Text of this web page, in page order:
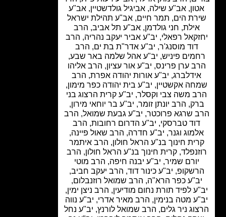
אב"ע שילה, אביגיל גולדשטיין, אב"ע
הים, תמר חיים, אב"ע תהילת ישראל
אילת, חני גולדמן, אב"ע תל אביב, הרב
רפאלי, יב"ע אביר יעקב נהריה, הרב
דוד מוסנג'ר, יב"ע אדר"ת בת ים, הרב
פיניש, יב"ע אהל שלמה באר שבע,
ערן פרינס, יב"ע אור עציון, הרב אליהו
יב"ע אורות יהודה אפרת, הרב
אקשטיין, יב"ע בית יהודה כפר מימון,
משה צבי וקסלר, יב"ע קרית הרצוג בני
הרב יונתן זומר, יב"ע בר יוחאי מירון,
שרגא פרוכטר, יב"ע גבעת שמואל, הרב
טברסקי, יב"ע הדרום רחובות, הרב
וגנר, יב"ע חדרה, הרב שאול פיינה,
חינוך בנ"ע הראל חולון, הרב איתמר
קרית חינוך בנ"ע הראל חולון, הרב
יורם שמיר, יב"ע יבנה חיפה, הרב מוטי
יב"ע כינור דוד, הרב יעקב חביב,
כפר הרא"ה, הרב שמואל רוזנבלום,
לפיד תורת נחום מודיעין, הרב ניצן ימין,
מטה בנימין, הרב מאיר אדרי, יב"ע נווה
ניר גלים, הרב שמואל לורנץ, יב"ע נחל